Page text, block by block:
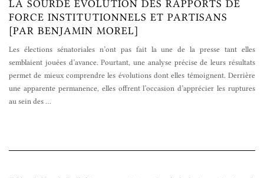
LA SOURDE ÉVOLUTION DES RAPPORTS DE
FORCE INSTITUTIONNELS ET PARTISANS
[PAR BENJAMIN MOREL]
Les élections sénatoriales n’ont pas fait la une de la presse tant elles
semblaient jouées d’avance. Pourtant, une analyse précise de leurs résultats
permet de mieux comprendre les évolutions dont elles témoignent. Derrière
une apparente permanence, elles offrent l’occasion d’apprécier les ruptures
au sein des …